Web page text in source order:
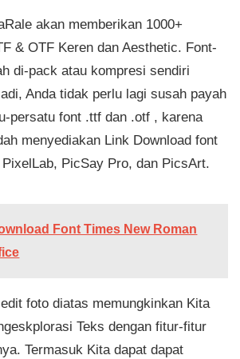
akan memberikan 1000+
& OTF Keren dan Aesthetic. Font-
di-pack atau kompresi sendiri
Anda tidak perlu lagi susah payah
persatu font .ttf dan .otf , karena
menyediakan Link Download font
PicSay Pro, dan PicsArt.
Font Times New Roman
foto diatas memungkinkan Kita
Teks dengan fitur-fitur
Termasuk Kita dapat dapat